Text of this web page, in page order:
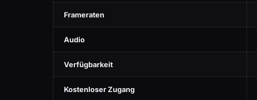
Frameraten
Audio
Verfügbarkeit
Kostenloser Zugang